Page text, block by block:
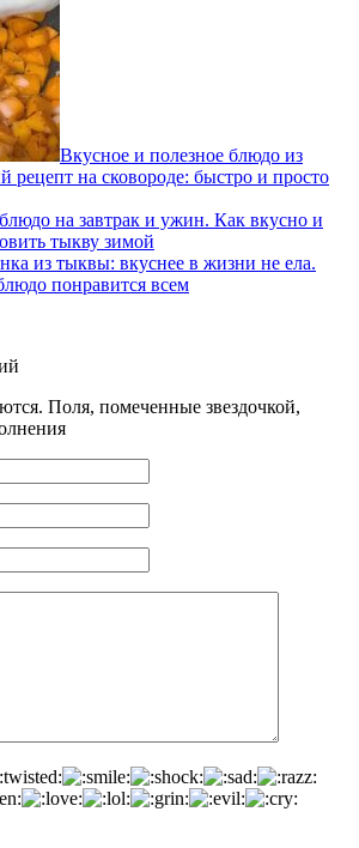
Вкусное и полезное блюдо из
на сковороде: быстро и просто
на завтрак и ужин. Как вкусно и
тыкву зимой
из тыквы: вкуснее в жизни не ела.
понравится всем
Поля, помеченные звездочкой,